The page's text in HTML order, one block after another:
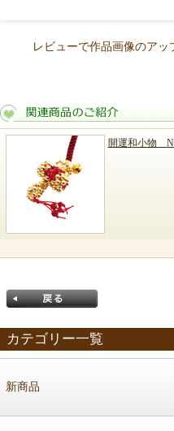
レビューで作品画像のア
開運和小物
カテゴリー一覧
新商品